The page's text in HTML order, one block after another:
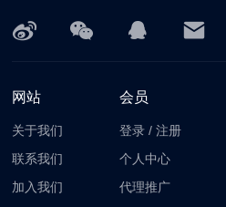
网站
关于我们
联系我们
加入我们
会员
登录 /注册
个人中心
代理推广